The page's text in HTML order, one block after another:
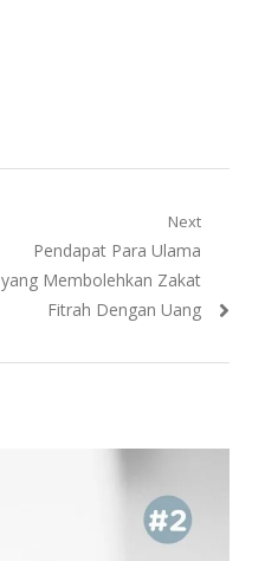
Next
Next
post:
Pendapat Para Ulama
yang Membolehkan Zakat
Fitrah Dengan Uang